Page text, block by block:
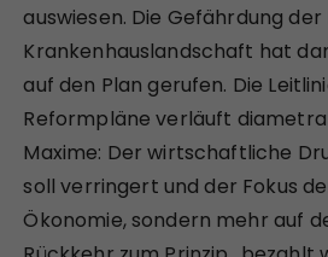
auswiesen. Die Gefährdung
Krankenhauslandschaft hat
auf den Plan gerufen. Die
Reformpläne verläuft
Maxime: Der wirtschaftliche
soll verringert und der Fokus
Ökonomie, sondern mehr auf